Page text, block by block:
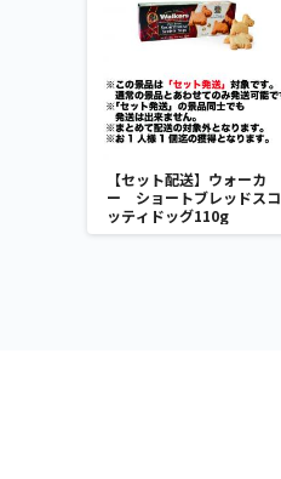
【セット配送】ウォーカ
ー ショートブレッドスコ
ッティドッグ110g